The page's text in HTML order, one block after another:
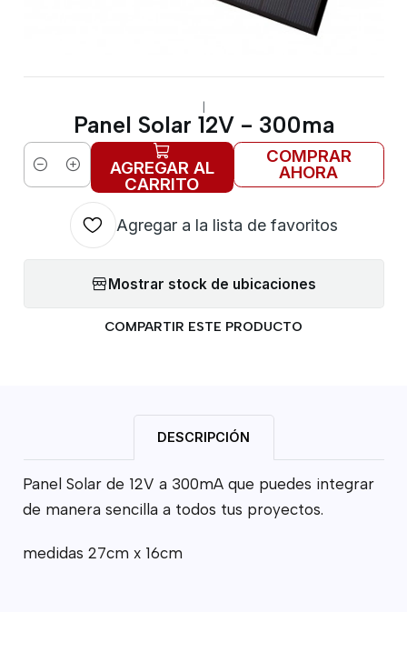
|
Panel Solar 12V - 300ma
Cantidad AGREGAR AL
CARRITO
COMPRAR
AHORA
Agregar a la lista de favoritos
Mostrar stock de ubicaciones
COMPARTIR ESTE PRODUCTO
DESCRIPCIÓN
Panel Solar de 12V a 300mA que puedes integrar
de manera sencilla a todos tus proyectos.
medidas 27cm x 16cm